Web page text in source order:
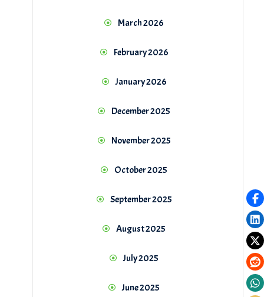
March 2026
February 2026
January 2026
December 2025
November 2025
October 2025
September 2025
August 2025
July 2025
June 2025